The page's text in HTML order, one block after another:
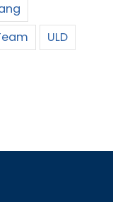
ULD